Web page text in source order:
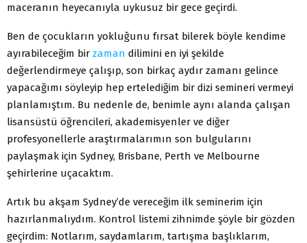
maceranın heyecanıyla uykusuz bir gece geçirdi.
Ben de çocukların yokluğunu fırsat bilerek böyle kendime
ayırabileceğim bir zaman dilimini en iyi şekilde
değerlendirmeye çalışıp, son birkaç aydır zamanı gelince
yapacağımı söyleyip hep ertelediğim bir dizi semineri vermeyi
planlamıştım. Bu nedenle de, benimle aynı alanda çalışan
lisansüstü öğrencileri, akademisyenler ve diğer
profesyonellerle araştırmalarımın son bulgularını
paylaşmak için Sydney, Brisbane, Perth ve Melbourne
şehirlerine uçacaktım.
Artık bu akşam Sydney’de vereceğim ilk seminerim için
hazırlanmalıydım. Kontrol listemi zihnimde şöyle bir gözden
geçirdim: Notlarım, saydamlarım, tartışma başlıklarım,